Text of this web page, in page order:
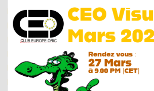
i
n
e
R
o